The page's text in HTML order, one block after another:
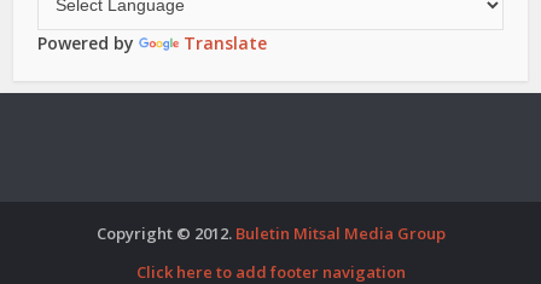
Powered by Translate
Copyright © 2012. Buletin Mitsal Media Group
Click here to add footer navigation